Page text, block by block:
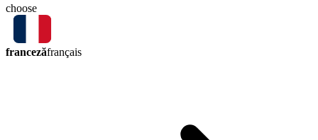
choose
francezăfrançais